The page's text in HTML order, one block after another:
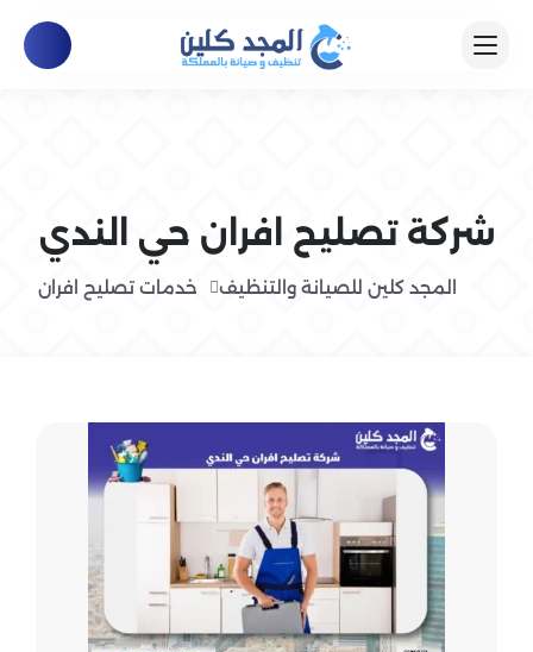
شركة تصليح افران حي الندي
المجد كلين للصيانة والتنظيف خدمات تصليح افران